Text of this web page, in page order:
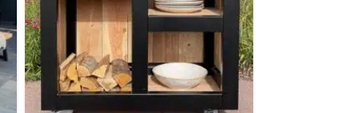
locatie te komen, dan dien je dit zelf en op